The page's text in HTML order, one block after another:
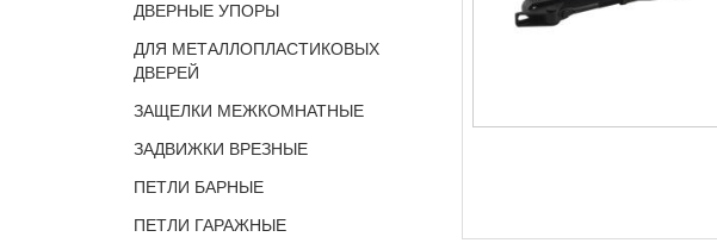
ДВЕРНЫЕ УПОРЫ
ДЛЯ МЕТАЛЛОПЛАСТИКОВЫХ
ДВЕРЕЙ
ЗАЩЕЛКИ МЕЖКОМНАТНЫЕ
ЗАДВИЖКИ ВРЕЗНЫЕ
ПЕТЛИ БАРНЫЕ
ПЕТЛИ ГАРАЖНЫЕ